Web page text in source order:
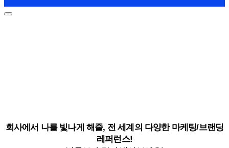
회사에서 나를 빛나게 해줄, 전 세계의 다양한 마케팅/브랜딩
레퍼런스!